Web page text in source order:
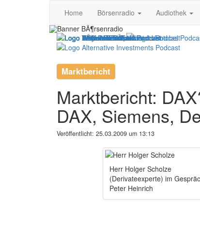
Home Börsenradio Audiothek
Marktbericht
Marktbericht:
DAX, Siemens,
Veröffentlicht: 25.03.2009 um 13:13
Herr Holger Scholze
(Derivateexperte) im
Peter Heinrich